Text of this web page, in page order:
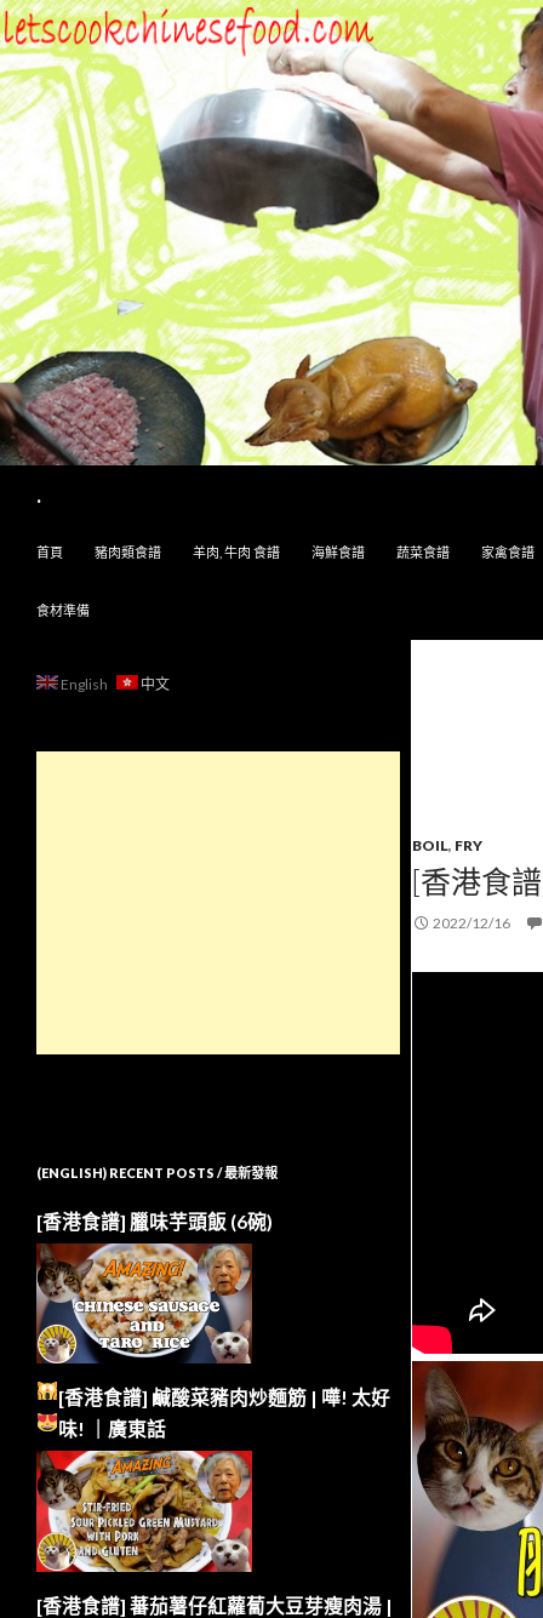
.
首頁
豬肉類食譜 羊肉, 牛肉 食譜 海鮮食譜 蔬菜食譜 家禽食譜
食材準備
BOIL, FRY
[香港食
2022/12/16
English 中文
(ENGLISH) RECENT POSTS / 最新發報
[香港食譜] 臘味芋頭飯 (6碗)
[香港食譜] 鹹酸菜豬肉炒麵筋 | 嘩! 太好
味!
｜廣東話
[香港食譜] 蕃茄薯仔紅蘿蔔大豆芽瘦肉湯 |